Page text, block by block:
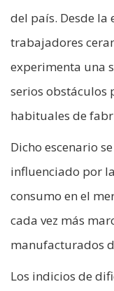
del país. Desde
trabajadores
experimenta una
serios obstáculos
habituales de
Dicho escenario
influenciado por
consumo en el
cada vez más
manufacturados
Los indicios de